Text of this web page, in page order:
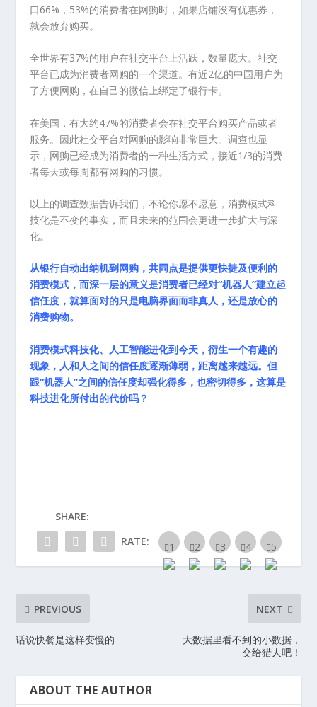
口66%，53%的消费者在网购时，如果店铺没有优惠券，
就会放弃购买。
全世界有37%的用户在社交平台上活跃，数量庞大。社交
平台已成为消费者网购的一个渠道。有近2亿的中国用户为
了方便网购，在自己的微信上绑定了银行卡。
在美国，有大约47%的消费者会在社交平台购买产品或者
服务。因此社交平台对网购的影响非常巨大。调查也显
示，网购已经成为消费者的一种生活方式，接近1/3的消费
者每天或每周都有网购的习惯。
以上的调查数据告诉我们，不论你愿不愿意，消费模式科
技化是不变的事实，而且未来的范围会更进一步扩大与深
化。
从银行自动出纳机到网购，共同点是提供更快捷及便利的
消费模式，而深一层的意义是消费者已经对“机器人”建立起
信任度，就算面对的只是电脑界面而非真人，还是放心的
消费购物。
消费模式科技化、人工智能进化到今天，衍生一个有趣的
现象，人和人之间的信任度逐渐薄弱，距离越来越远。但
跟“机器人”之间的信任度却强化得多，也密切得多，这算是
科技进化所付出的代价吗？
SHARE:
RATE:
PREVIOUS
话说快餐是这样变慢的
NEXT
大数据里看不到的小数据，
交给猎人吧！
ABOUT THE AUTHOR